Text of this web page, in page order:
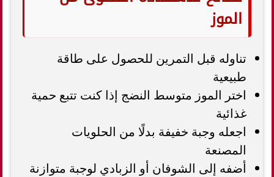
الموز
تناوله قبل التمرين للحصول على طاقة
طبيعية
اختر الموز متوسط النضج إذا كنت تتبع حمية
غذائية
اجعله وجبة خفيفة بدلًا من الحلويات
المصنعة
أضفه إلى الشوفان أو الزبادي لوجبة متوازنة